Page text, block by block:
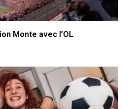
Monte avec l’OL